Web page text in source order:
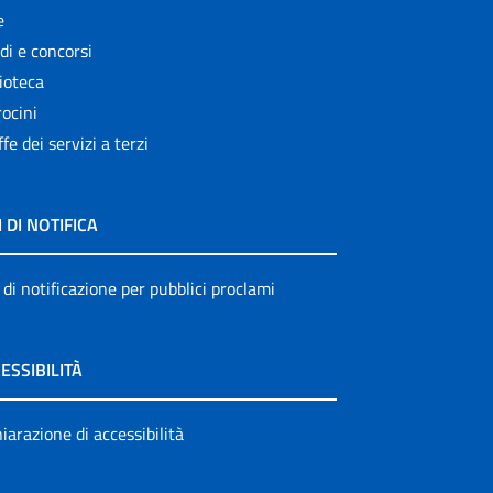
e concorsi
dei servizi a terzi
DI NOTIFICA
notificazione per pubblici proclami
di accessibilità